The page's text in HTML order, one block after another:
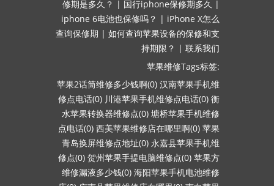
修期是多久？ | 国行iphone保修期多久 |
iphone 6电池也保修吗？ | iPhone X怎么
查询保修期 | 如何查询苹果设备的保修和支
持期限？ | 联系我们
苹果维修Tags标签:
苹果2话筒维修多少钱啊(0) 汉南苹果手机维
修点电话(0) 川港苹果手机维修点电话(0) 衡
水苹果转换器维修点(0) 塘桥苹果手机维修
点电话(0) 西美苹果维修店在哪里啊(0) 苹果
青岛换屏维修点地址(0) 永嘉县苹果手机维
修点(0) 贺州苹果手提电脑维修点(0) 苹果方
维修漏液多少钱(0) 海阳苹果手机电池维修